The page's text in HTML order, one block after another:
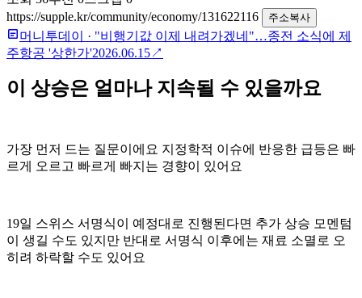
https://supple.kr/community/economy/131622116
주소복사
머니투데이 · "비행기값 이제 내려가겠네"…종전 소식에 제
주항공 '상한가'2026.06.15↗
이 상승은 얼마나 지속될 수 있을까요
가장 먼저 드는 질문이에요 지정학적 이슈에 반응한 급등은 빠
르게 오르고 빠르게 빠지는 경향이 있어요
19일 스위스 서명식이 예정대로 진행된다면 추가 상승 모멘텀
이 생길 수도 있지만 반대로 서명식 이후에는 재료 소멸로 오
히려 하락할 수도 있어요